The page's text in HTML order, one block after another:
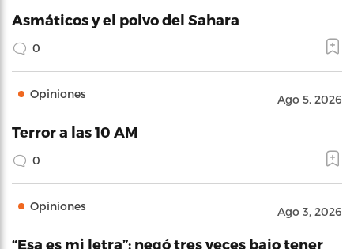
Asmáticos y el polvo del Sahara
0
Opiniones Ago 5, 2026
Terror a las 10 AM
0
Opiniones Ago 3, 2026
“Esa es mi letra”: negó tres veces bajo tener